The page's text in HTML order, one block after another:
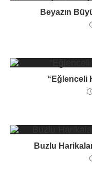
Beyazın
“Eğlenceli
Buzlu